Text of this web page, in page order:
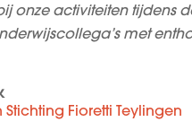
onze activiteiten tijdens
met
Fioretti Teylingen